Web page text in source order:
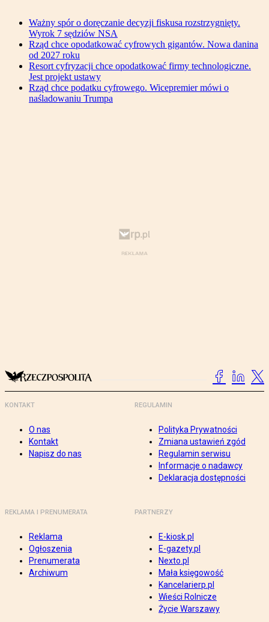
Ważny spór o doręczanie decyzji fiskusa rozstrzygnięty.
Wyrok 7 sędziów NSA
Rząd chce opodatkować cyfrowych gigantów. Nowa danina
od 2027 roku
Resort cyfryzacji chce opodatkować firmy technologiczne.
Jest projekt ustawy
Rząd chce podatku cyfrowego. Wicepremier mówi o
naśladowaniu Trumpa
KONTAKT
O nas
Kontakt
Napisz do nas
REGULAMIN
Polityka Prywatności
Zmiana ustawień zgód
Regulamin serwisu
Informacje o nadawcy
Deklaracja dostępności
REKLAMA I PRENUMERATA
Reklama
Ogłoszenia
Prenumerata
Archiwum
PARTNERZY
E-kiosk.pl
E-gazety.pl
Nexto.pl
Mała księgowość
Kancelarierp.pl
Wieści Rolnicze
Życie Warszawy